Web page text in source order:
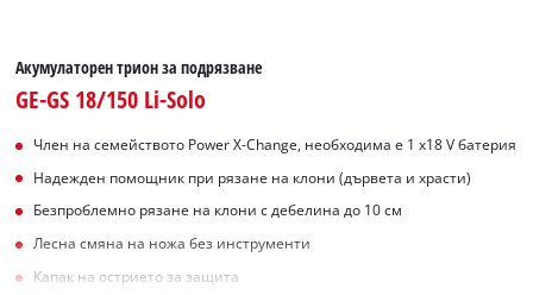
Акумулаторен трион за подрязване
GE-GS 18/150 Li-Solo
Член на семейството Power X-Change, необходима е 1 x18 V батерия
Надежден помощник при рязане на клони (дървета и храсти)
Безпроблемно рязане на клони с дебелина до 10 см
Лесна смяна на ножа без инструменти
Капак на острието за защита